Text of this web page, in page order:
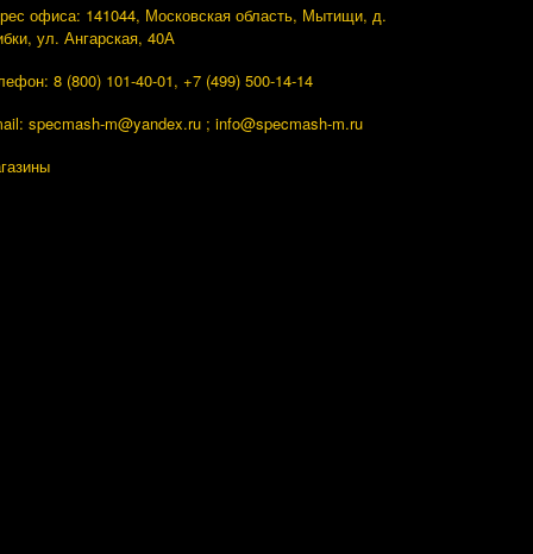
офиса: 141044, Московская область, Мытищи, д.
ул. Ангарская, 40А
8 (800) 101-40-01, +7 (499) 500-14-14
specmash-m@yandex.ru ; info@specmash-m.ru